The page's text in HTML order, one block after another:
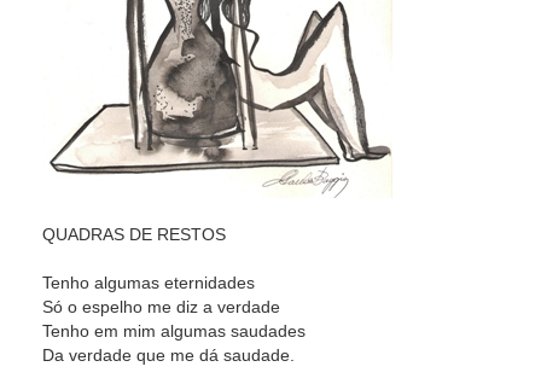
QUADRAS DE RESTOS
Tenho algumas eternidades
Só o espelho me diz a verdade
Tenho em mim algumas saudades
Da verdade que me dá saudade.